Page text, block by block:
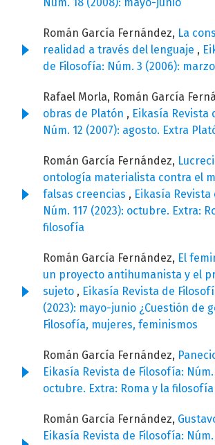
Núm. 18 (2008): mayo-junio
Román García Fernández, La
realidad a través del lenguaje ,
de Filosofía: Núm. 3 (2006): marzo
Rafael Morla, Román García
obras de Platón , Eikasía Revista
Núm. 12 (2007): agosto. Extra
Román García Fernández,
ontología materialista contra el
falsas creencias , Eikasía
Núm. 117 (2023): octubre. Extra:
filosofía
Román García Fernández, El
un proyecto antihumanista y el
sujeto , Eikasía Revista de
(2023): mayo-junio ¿Cuestión de
Filosofía, mujeres, feminismos
Román García Fernández,
Eikasía Revista de Filosofía: Núm.
octubre. Extra: Roma y la filosofía
Román García Fernández,
Eikasía Revista de Filosofía: Núm.